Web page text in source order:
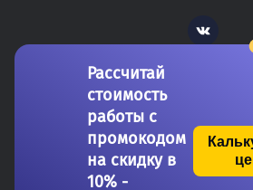
Vk
Copyright 2011-2026
Рассчитай
стоимость
работы с
промокодом
на скидку в
10% -